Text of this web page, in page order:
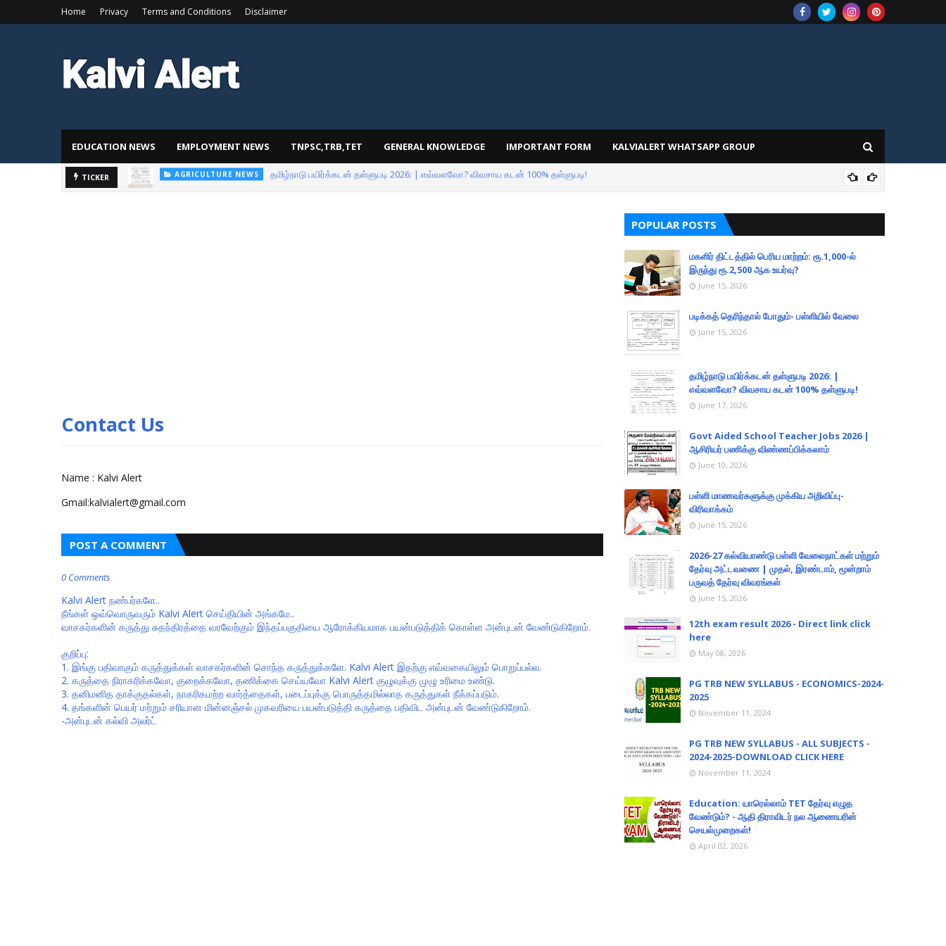
Home Privacy Terms and Conditions Disclaimer
EDUCATION NEWS EMPLOYMENT NEWS TNPSC,TRB,TET GENERAL KNOWLEDGE IMPORTANT FORM KALVIALERT WHATSAPP GROUP
TICKER BREAKFAST SCHEME TAMIL NADU பள்ளி மாணவர்களுக்கு முக்கிய அறிவிப்பு- விரிவாக்கம்
Contact Us
Name : Kalvi Alert
Gmail:kalvialert@gmail.com
POST A COMMENT
0 Comments
Kalvi Alert நண்பர்களே..
நீங்கள் ஒவ்வொருவரும் Kalvi Alert செய்தியின் அங்கமே..
வாசகர்களின் கருத்து சுதந்திரத்தை வரவேற்கும் இந்தப்பகுதியை ஆரோக்கியமாக பயன்படுத்திக் கொள்ள அன்புடன் வேண்டுகிறோம்.
குறிப்பு:
1. இங்கு பதிவாகும் கருத்துக்கள் வாசகர்களின் சொந்த கருத்துக்களே. Kalvi Alert இதற்கு எவ்வகையிலும் பொறுப்பல்ல.
2. கருத்தை நிராகரிக்கவோ, குறைக்கவோ, தணிக்கை செய்யவோ Kalvi Alert குழுவுக்கு முழு உரிமை உண்டு.
3. தனிமனித தாக்குதல்கள், நாகரிகமற்ற வார்த்தைகள், படைப்புக்கு பொருத்தமில்லாத கருத்துகள் நீக்கப்படும்.
4. தங்களின் பெயர் மற்றும் சரியான மின்னஞ்சல் முகவரியை பயன்படுத்தி கருத்தை பதிவிட அன்புடன் வேண்டுகிறோம்.
-அன்புடன் கல்வி அலர்ட்
POPULAR POSTS
மகளிர் திட்டத்தில் பெரிய மாற்றம்: ரூ.1,000-ல்
இருந்து ரூ.2,500 ஆக உயர்வு?
June 15, 2026
படிக்கத் தெரிந்தால் போதும்- பள்ளியில் வேலை
June 15, 2026
தமிழ்நாடு பயிர்க்கடன் தள்ளுபடி 2026: |
எவ்வளவோ? விவசாய கடன் 100% தள்ளுபடி!
June 17, 2026
Govt Aided School Teacher Jobs 2026 |
ஆசிரியர் பணிக்கு விண்ணப்பிக்கலாம்
June 10, 2026
பள்ளி மாணவர்களுக்கு முக்கிய அறிவிப்பு-
விரிவாக்கம்
June 15, 2026
2026-27 கல்வியாண்டு பள்ளி வேலைநாட்கள் மற்றும்
தேர்வு அட்டவணை | முதல், இரண்டாம், மூன்றாம்
பருவத் தேர்வு விவரங்கள்
June 15, 2026
12th exam result 2026 - Direct link click
here
May 08, 2026
PG TRB NEW SYLLABUS - ECONOMICS-2024-
2025
November 11, 2024
PG TRB NEW SYLLABUS - ALL SUBJECTS -
2024-2025-DOWNLOAD CLICK HERE
November 11, 2024
Education: யாரெல்லாம் TET தேர்வு எழுத
வேண்டும்? - ஆதி திராவிடர் நல ஆணையரின்
செயல்முறைகள்!
April 02, 2026